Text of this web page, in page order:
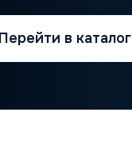
Перейти в каталог